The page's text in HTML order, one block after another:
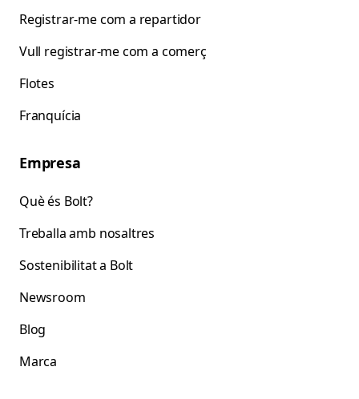
Registrar-me com a repartidor
Vull registrar-me com a comerç
Flotes
Franquícia
Empresa
Què és Bolt?
Treballa amb nosaltres
Sostenibilitat a Bolt
Newsroom
Blog
Marca